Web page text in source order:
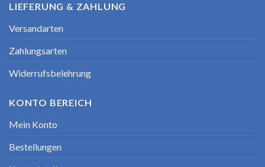
LIEFERUNG & ZAHLUNG
Versandarten
Zahlungsarten
Widerrufsbelehrung
KONTO BEREICH
Mein Konto
Bestellungen